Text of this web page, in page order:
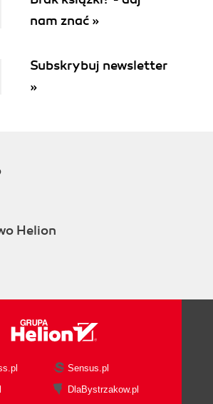
the Test Suite
the Arguments
the Input Files
Bytes from a File
the File Separators
Mother
nam znać »
Subskrybuj newsletter
»
Helion
Sensus.pl
DlaBystrzakow.pl